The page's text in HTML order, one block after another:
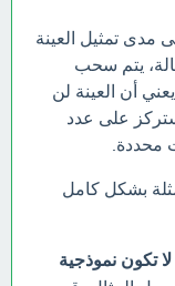
مدى تمثيل العينة
يتم سحب
على مضاعفات الرقم 20. هذا يعني أن العينة لن
على عدد
محددة.
بشكل كامل
لا تكون نموذجية